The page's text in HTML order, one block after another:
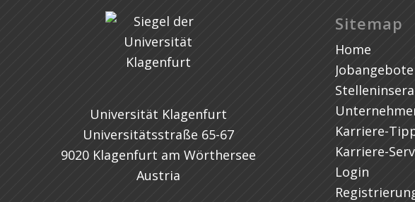
Universität Klagenfurt
Universitätsstraße 65-67
9020 Klagenfurt am Wörthersee
Austria
Sitemap
Home
Jobangebote
Karriere-
Karriere-
Login